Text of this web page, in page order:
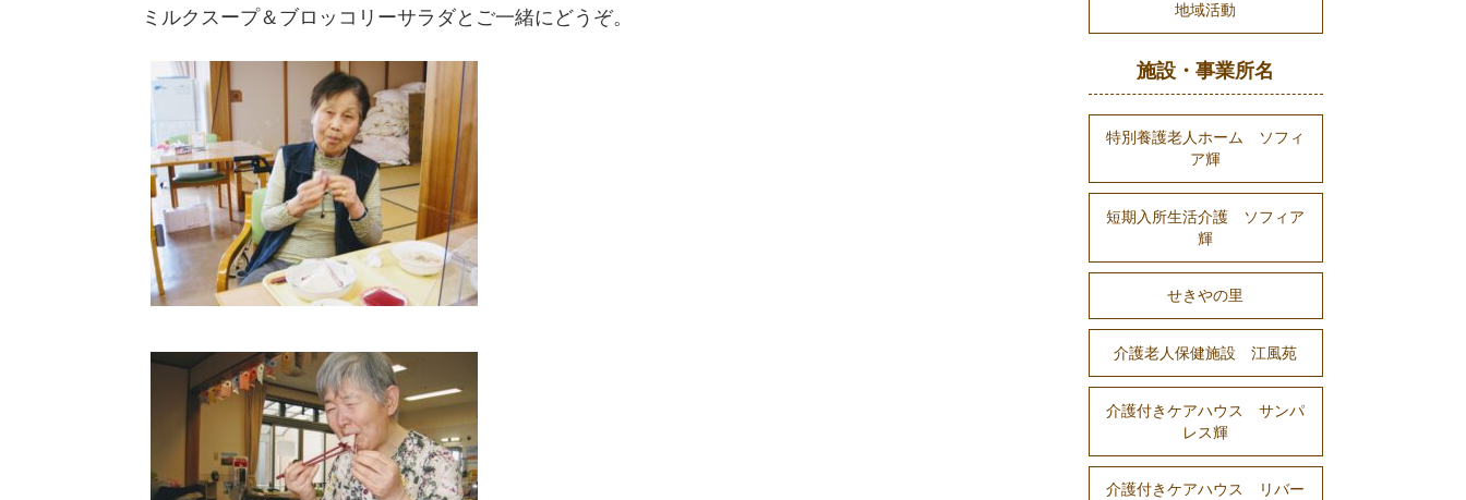
ミルクスープ＆ブロッコリーサラダとご一緒にどうぞ。 地域活動
施設・事業所名
特別養護老人ホーム ソフィ
ア輝
短期入所生活介護 ソフィア
輝
せきやの里
介護老人保健施設 江風苑
介護付きケアハウス サンパ
レス輝
介護付きケアハウス リバー